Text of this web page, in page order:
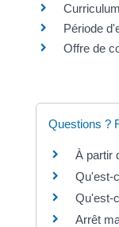
Période
Offre de
Questions ?
À partir
Qu'est-
Qu'est-
Arrêt